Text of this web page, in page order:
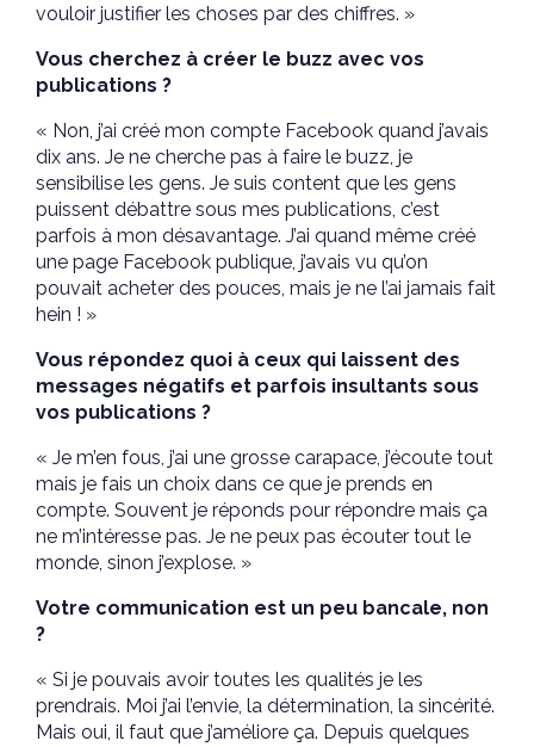
vouloir justifier les choses par des chiffres. »
Vous cherchez à créer le buzz avec vos
publications ?
« Non, j’ai créé mon compte Facebook quand j’avais
dix ans. Je ne cherche pas à faire le buzz, je
sensibilise les gens. Je suis content que les gens
puissent débattre sous mes publications, c’est
parfois à mon désavantage. J’ai quand même créé
une page Facebook publique, j’avais vu qu’on
pouvait acheter des pouces, mais je ne l’ai jamais fait
hein ! »
Vous répondez quoi à ceux qui laissent des
messages négatifs et parfois insultants sous
vos publications ?
« Je m’en fous, j’ai une grosse carapace, j’écoute tout
mais je fais un choix dans ce que je prends en
compte. Souvent je réponds pour répondre mais ça
ne m’intéresse pas. Je ne peux pas écouter tout le
monde, sinon j’explose. »
Votre communication est un peu bancale, non
?
« Si je pouvais avoir toutes les qualités je les
prendrais. Moi j’ai l’envie, la détermination, la sincérité.
Mais oui, il faut que j’améliore ça. Depuis quelques